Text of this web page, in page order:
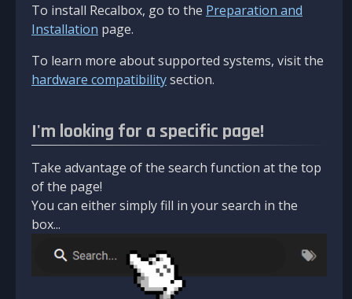
To install Recalbox, go to the Preparation and
Installation page.
To learn more about supported systems, visit the
hardware compatibilitysection.
I'm looking for a specific page!
Take advantage of the search function at the top
of the page!
You can either simply fill in your search in the
box...